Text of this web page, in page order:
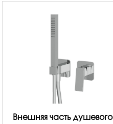
Внешняя часть душевого